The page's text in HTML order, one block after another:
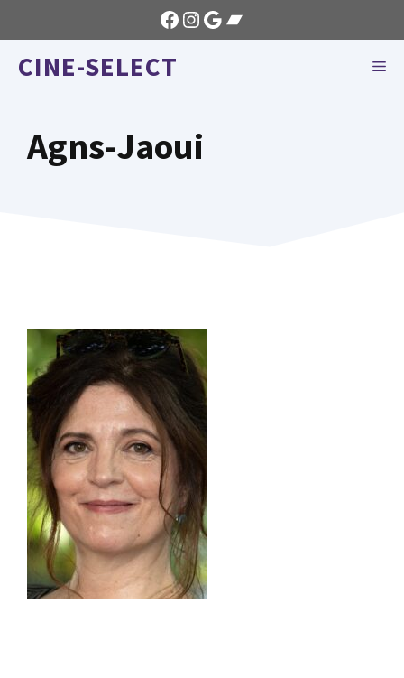
au
contenu
Facebook
Instagram
GoogleBandcamp
CINE-SELECT
Agns-Jaoui